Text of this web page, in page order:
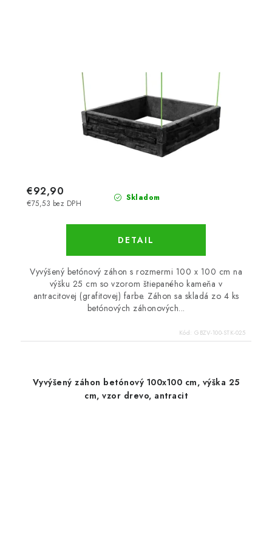
Skladom
€75,53 bez DPH
€92,90
DETAIL
Vyvýšený betónový záhon s rozmermi 100 x 100 cm na
výšku 25 cm so vzorom štiepaného kameňa v
antracitovej (grafitovej) farbe. Záhon sa skladá zo 4 ks
betónových záhonových...
Kód: GBZV-100-STK-025
Vyvýšený záhon betónový 100x100 cm, výška 25
cm, vzor drevo, antracit